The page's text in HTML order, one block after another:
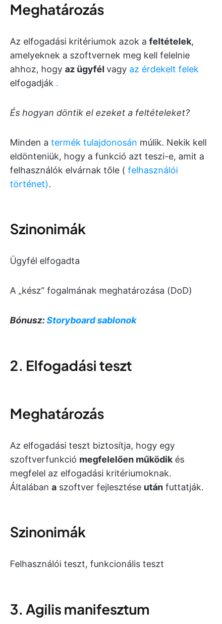
Meghatározás
Az elfogadási kritériumok azok a feltételek,
amelyeknek a szoftvernek meg kell felelnie
ahhoz, hogy az ügyfél vagy az érdekelt felek
elfogadják .
És hogyan döntik el ezeket a feltételeket?
Minden a termék tulajdonosán múlik. Nekik kell
eldönteniük, hogy a funkció azt teszi-e, amit a
felhasználók elvárnak tőle ( felhasználói
történet).
Szinonimák
Ügyfél elfogadta
A „kész” fogalmának meghatározása (DoD)
Bónusz:Storyboard sablonok
2. Elfogadási teszt
Meghatározás
Az elfogadási teszt biztosítja, hogy egy
szoftverfunkció megfelelően működik és
megfelel az elfogadási kritériumoknak.
Általában a szoftver fejlesztése után futtatják.
Szinonimák
Felhasználói teszt, funkcionális teszt
3. Agilis manifesztum